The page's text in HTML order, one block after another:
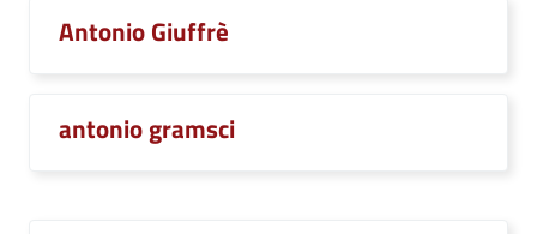
Antonio Giuffrè
antonio gramsci